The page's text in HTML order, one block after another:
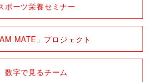
ポーツ栄養セミナー
MATE」プロジェクト
数字で見るチーム